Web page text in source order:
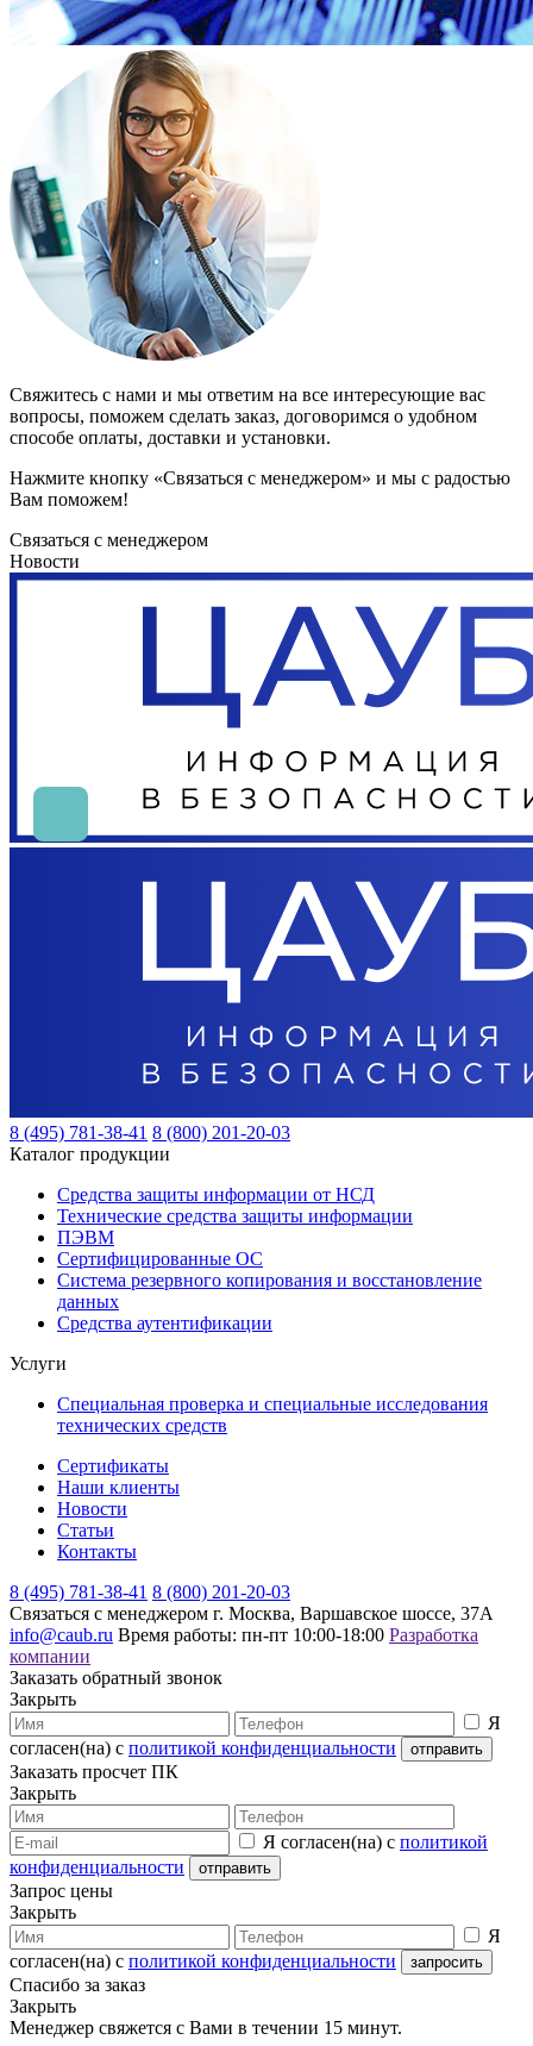
Свяжитесь с нами и мы ответим на все интересующие вас
вопросы, поможем сделать заказ, договоримся о удобном
способе оплаты, доставки и установки.
Нажмите кнопку «Связаться с менеджером» и мы с радостью
Вам поможем!
Связаться с менеджером
Новости
8 (495) 781-38-41 8 (800) 201-20-03
Каталог продукции
Средства защиты информации от НСД
Технические средства защиты информации
ПЭВМ
Сертифицированные ОС
Система резервного копирования и восстановление
данных
Средства аутентификации
Услуги
Специальная проверка и специальные исследования
технических средств
Сертификаты
Наши клиенты
Новости
Статьи
Контакты
8 (495) 781-38-41 8 (800) 201-20-03
Связаться с менеджером г. Москва, Варшавское шоссе, 37А
info@caub.ru Время работы: пн-пт 10:00-18:00 Разработка
компании
Заказать обратный звонок
Закрыть
Я
согласен(на) с политикой конфиденциальности
Заказать просчет ПК
Закрыть
Я согласен(на) с политикой
конфиденциальности
Запрос цены
Закрыть
Я
согласен(на) с политикой конфиденциальности
Спасибо за заказ
Закрыть
Менеджер свяжется с Вами в течении 15 минут.